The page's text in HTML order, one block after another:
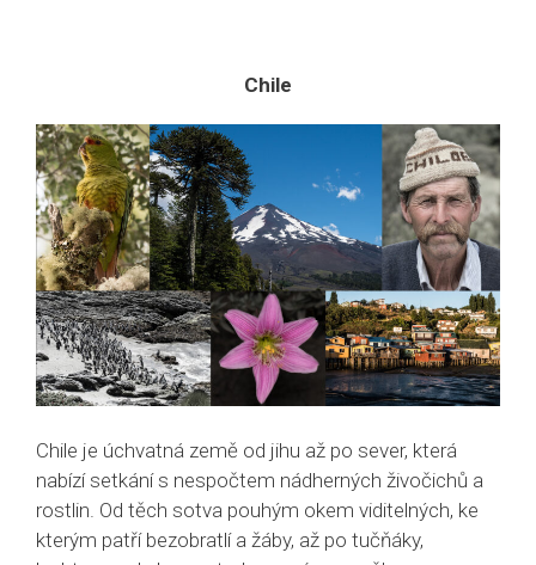
Chile
Chile je úchvatná země od jihu až po sever, která
nabízí setkání s nespočtem nádherných živočichů a
rostlin. Od těch sotva pouhým okem viditelných, ke
kterým patří bezobratlí a žáby, až po tučňáky,